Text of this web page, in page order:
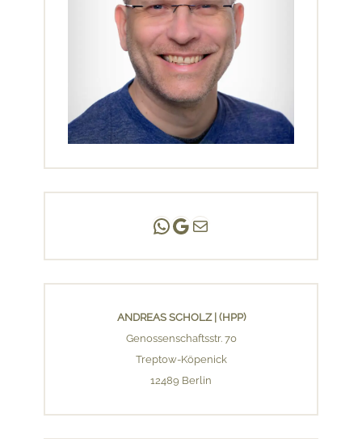
Andreas Scholz | (HPP)
Praxis Adlershof
E-Mail an mich ...
ANDREAS SCHOLZ | (HPP)
Genossenschaftsstr. 70
Treptow-Köpenick
12489 Berlin